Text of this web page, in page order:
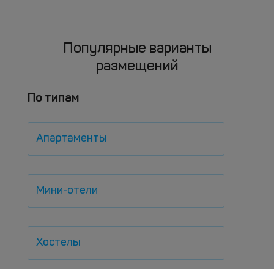
Популярные варианты
размещений
По типам
Апартаменты
Мини-отели
Хостелы